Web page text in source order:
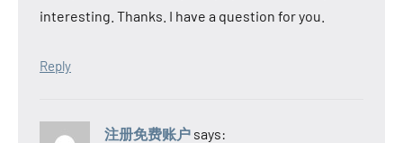
interesting. Thanks. I have a question for you.
Reply
注册免费账户 says: